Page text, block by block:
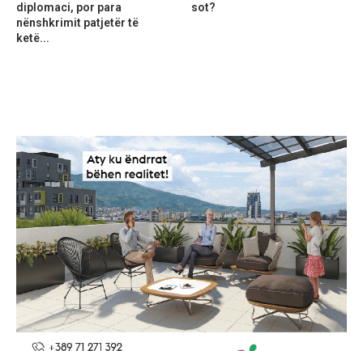
diplomaci, por para
nënshkrimit patjetër të
ketë...
sot?